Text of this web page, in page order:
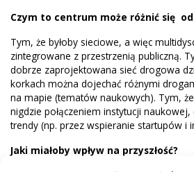
Czym to centrum może różnić się
Tym, że byłoby sieciowe, a więc
zintegrowane z przestrzenią publiczną.
dobrze zaprojektowana sieć drogowa
korkach można dojechać różnymi
na mapie (tematów naukowych). Tym,
nigdzie połączeniem instytucji
trendy (np. przez wspieranie startupów i
Jaki miałoby wpływ na przyszłość?